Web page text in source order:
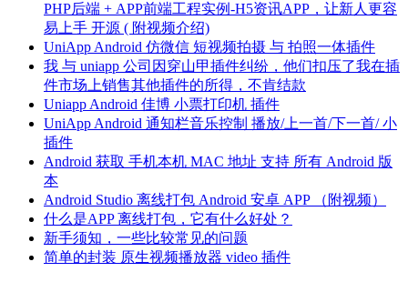
PHP后端 + APP前端工程实例-H5资讯APP，让新人更容
易上手 开源 ( 附视频介绍)
UniApp Android 仿微信 短视频拍摄 与 拍照一体插件
我 与 uniapp 公司因穿山甲插件纠纷，他们扣压了我在插
件市场上销售其他插件的所得，不肯结款
Uniapp Android 佳博 小票打印机 插件
UniApp Android 通知栏音乐控制 播放/上一首/下一首/ 小
插件
Android 获取 手机本机 MAC 地址 支持 所有 Android 版
本
Android Studio 离线打包 Android 安卓 APP （附视频）
什么是APP 离线打包，它有什么好处？
新手须知，一些比较常见的问题
简单的封装 原生视频播放器 video 插件